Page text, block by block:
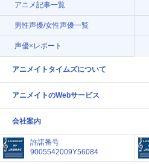
アニメ記事一覧
男性声優/女性声優一覧
声優×レポート
アニメイトタイムズについて
アニメイトのWebサービス
会社案内
許諾番号
9005542009Y56084